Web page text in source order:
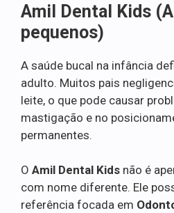
Amil Dental Kids
pequenos)
A saúde bucal na infância
adulto. Muitos pais
leite, o que pode causar
mastigação e no
permanentes.
O Amil Dental Kids não é
com nome diferente. Ele
referência focada em